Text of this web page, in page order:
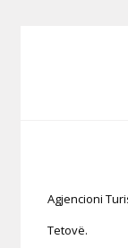
Agjencioni
Tetovë.